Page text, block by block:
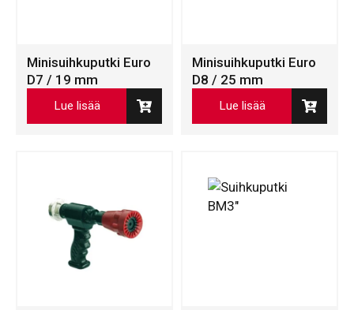
Minisuihkuputki Euro
D7 / 19 mm
Lue lisää
Minisuihkuputki Euro
D8 / 25 mm
Lue lisää